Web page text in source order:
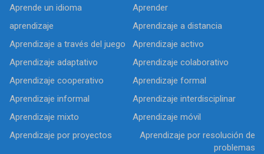
Aprende un idioma
Aprender
aprendizaje
Aprendizaje a distancia
Aprendizaje a través del juego
Aprendizaje activo
Aprendizaje adaptativo
Aprendizaje colaborativo
Aprendizaje cooperativo
Aprendizaje formal
Aprendizaje informal
Aprendizaje interdisciplinar
Aprendizaje mixto
Aprendizaje móvil
Aprendizaje por proyectos
Aprendizaje por resolución de
problemas